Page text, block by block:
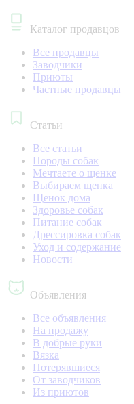
Каталог продавцов
Все продавцы
Заводчики
Приюты
Частные продавцы
Статьи
Все статьи
Породы собак
Мечтаете о щенке
Выбираем щенка
Щенок дома
Здоровье собак
Питание собак
Дрессировка собак
Уход и содержание
Новости
Объявления
Все объявления
На продажу
В добрые руки
Вязка
Потерявшиеся
От заводчиков
Из приютов